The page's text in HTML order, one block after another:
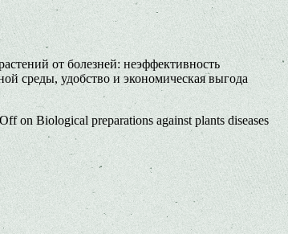
от болезней: неэффективность
среды, удобство и экономическая выгода
on Biological preparations against plants diseases